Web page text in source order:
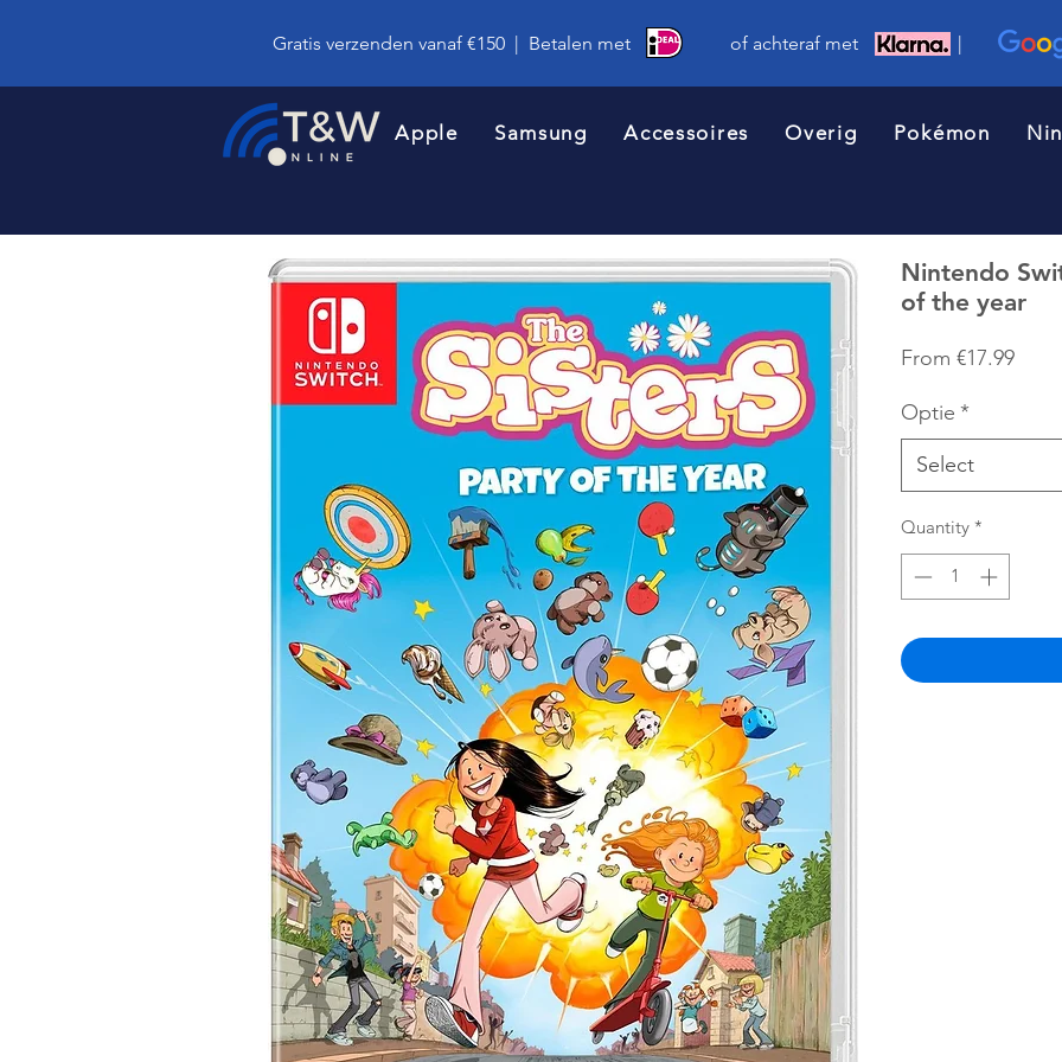
Gratis verzenden vanaf €150 | Betalen met of achteraf met |
Apple Samsung Accessoires Overig Pokémon
Nintendo
of the year
From €17.99Sale
Optie *
Select
Quantity *